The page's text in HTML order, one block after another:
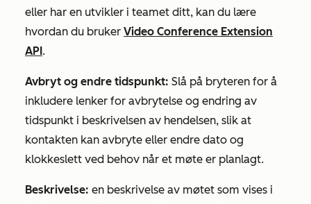
eller har en utvikler i teamet ditt, kan du lære
hvordan du bruker Video Conference Extension
API.
Avbryt og endre tidspunkt: Slå på bryteren for å
inkludere lenker for avbrytelse og endring av
tidspunkt i beskrivelsen av hendelsen, slik at
kontakten kan avbryte eller endre dato og
klokkeslett ved behov når et møte er planlagt.
Beskrivelse: en beskrivelse av møtet som vises i